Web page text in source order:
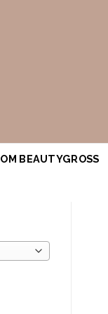
OM BEAUTYGROSS